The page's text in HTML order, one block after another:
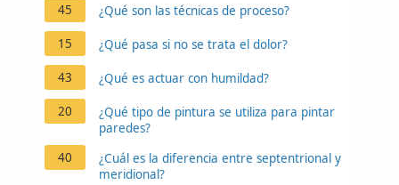
45 ¿Qué son las técnicas de proceso?
15 ¿Qué pasa si no se trata el dolor?
43 ¿Qué es actuar con humildad?
20
¿Qué tipo de pintura se utiliza para pintar
paredes?
40
¿Cuál es la diferencia entre septentrional y
meridional?